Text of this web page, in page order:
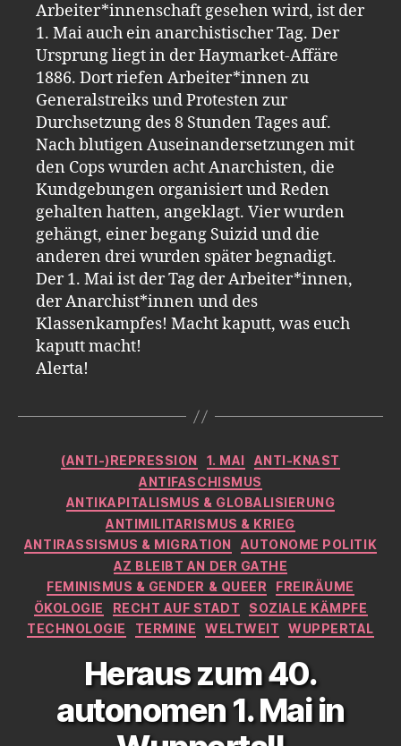
Arbeiter*innenschaft gesehen wird, ist der
1. Mai auch ein anarchistischer Tag. Der
Ursprung liegt in der Haymarket-Affäre
1886. Dort riefen Arbeiter*innen zu
Generalstreiks und Protesten zur
Durchsetzung des 8 Stunden Tages auf.
Nach blutigen Auseinandersetzungen mit
den Cops wurden acht Anarchisten, die
Kundgebungen organisiert und Reden
gehalten hatten, angeklagt. Vier wurden
gehängt, einer begang Suizid und die
anderen drei wurden später begnadigt.
Der 1. Mai ist der Tag der Arbeiter*innen,
der Anarchist*innen und des
Klassenkampfes! Macht kaputt, was euch
kaputt macht!
Alerta!
Kategorien
(ANTI-)REPRESSION 1. MAI
ANTI-KNAST
ANTIFASCHISMUS
ANTIKAPITALISMUS & GLOBALISIERUNG
ANTIMILITARISMUS & KRIEG
ANTIRASSISMUS & MIGRATION
AUTONOME POLITIK
AZ BLEIBT AN DER GATHE
FEMINISMUS & GENDER & QUEER
FREIRÄUME
ÖKOLOGIE
RECHT AUF STADT
SOZIALE KÄMPFE
TECHNOLOGIE
TERMINE WELTWEIT WUPPERTAL
Heraus zum 40.
autonomen 1. Mai in